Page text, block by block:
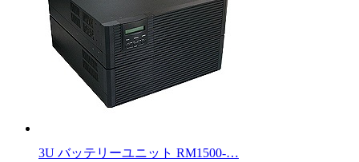
3U バッテリーユニット RM1500-…